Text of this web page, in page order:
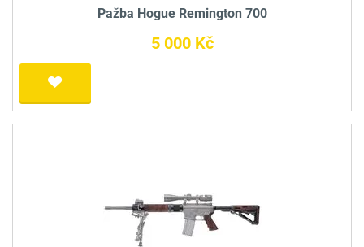
Pažba Hogue Remington 700
5 000 Kč